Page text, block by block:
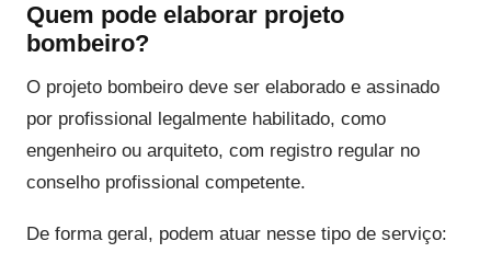
Quem pode elaborar projeto
bombeiro?
O projeto bombeiro deve ser elaborado e assinado
por profissional legalmente habilitado, como
engenheiro ou arquiteto, com registro regular no
conselho profissional competente.
De forma geral, podem atuar nesse tipo de serviço: